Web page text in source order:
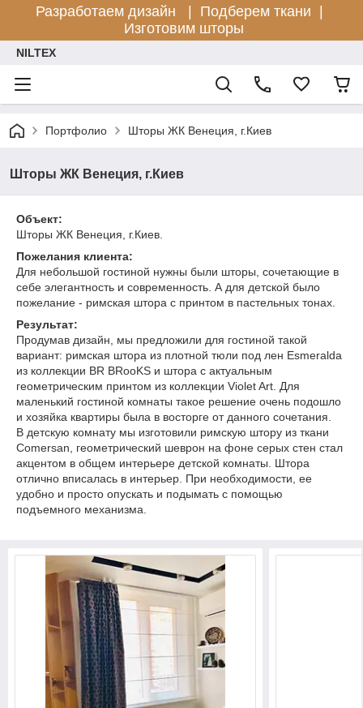
Разработаем дизайн |
Подберем ткани |
Изготовим шторы
NILTEX
Портфолио Шторы ЖК Венеция, г.Киев
Шторы ЖК Венеция, г.Киев
Объект:
Шторы ЖК Венеция, г.Киев.
Пожелания клиента:
Для небольшой гостиной нужны были шторы, сочетающие в
себе элегантность и современность. А для детской было
пожелание - римская штора с принтом в пастельных тонах.
Результат:
Продумав дизайн, мы предложили для гостиной такой
вариант: римская штора из плотной тюли под лен Esmeralda
из коллекции BR BRooKS и штора с актуальным
геометрическим принтом из коллекции Violet Art. Для
маленький гостиной комнаты такое решение очень подошло
и хозяйка квартиры была в восторге от данного сочетания.
В детскую комнату мы изготовили римскую штору из ткани
Comersan, геометрический шеврон на фоне серых стен стал
акцентом в общем интерьере детской комнаты. Штора
отлично вписалась в интерьер. При необходимости, ее
удобно и просто опускать и подымать с помощью
подъемного механизма.